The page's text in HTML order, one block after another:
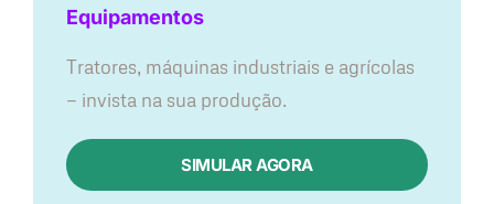
Equipamentos
Tratores, máquinas industriais e agrícolas
— invista na sua produção.
SIMULAR AGORA